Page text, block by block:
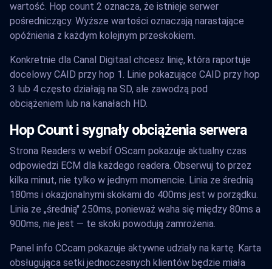
wartość. Hop count 2 oznacza, że istnieje serwer
pośredniczący. Wyższe wartości oznaczają narastające
opóźnienia z każdym kolejnym przeskokiem.
Konkretnie dla Canal Digitaal chcesz linię, która raportuje
docelowy CAID przy hop 1. Linie pokazujące CAID przy hop
3 lub 4 często działają na SD, ale zawodzą pod
obciążeniem lub na kanałach HD.
Hop Count i sygnały obciążenia serwera
Strona Readers w webif OScam pokazuje aktualny czas
odpowiedzi ECM dla każdego readera. Obserwuj to przez
kilka minut, nie tylko w jednym momencie. Linia ze średnią
180ms i okazjonalnymi skokami do 400ms jest w porządku.
Linia ze „średnią" 250ms, ponieważ waha się między 80ms a
900ms, nie jest — te skoki powodują zamrożenia.
Panel info CCcam pokazuje aktywne udziały na kartę. Karta
obsługująca setki jednoczesnych klientów będzie miała